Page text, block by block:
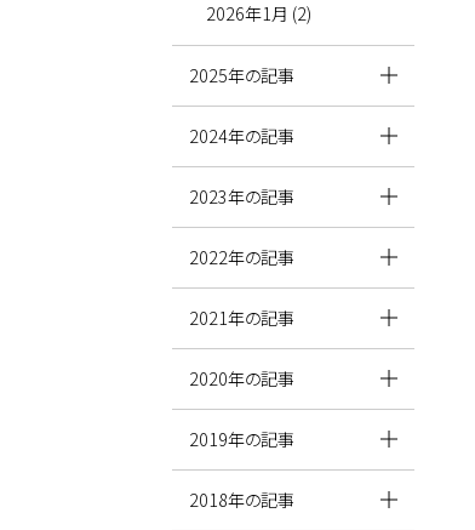
2026年1月 (2)
2025年の記事
2024年の記事
2023年の記事
2022年の記事
2021年の記事
2020年の記事
2019年の記事
2018年の記事